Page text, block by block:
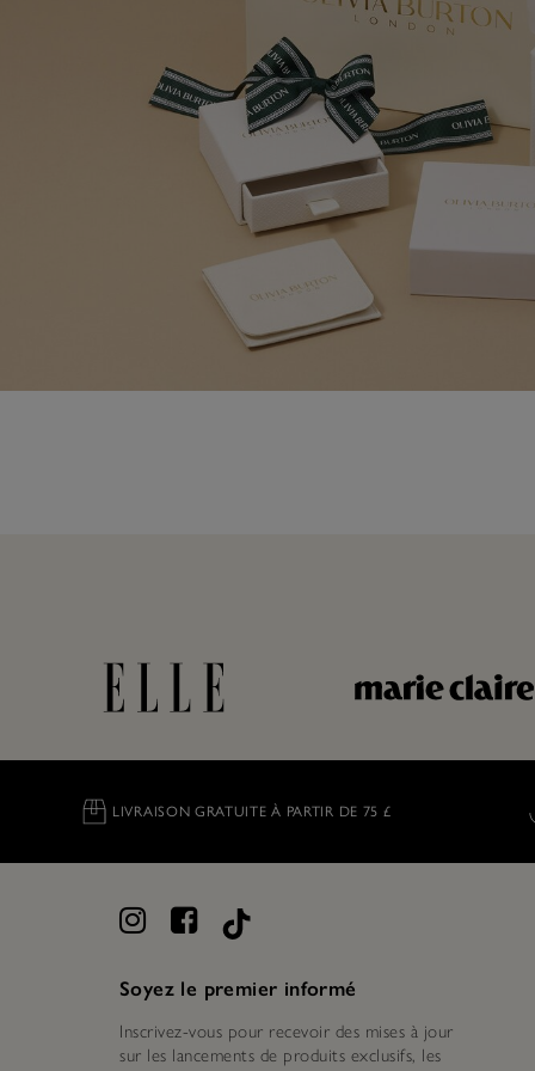
LIVRAISON GRATUITE À PARTIR DE 75 £
Soyez le premier informé
Inscrivez-vous pour recevoir des mises à jour
sur les lancements de produits exclusifs, les